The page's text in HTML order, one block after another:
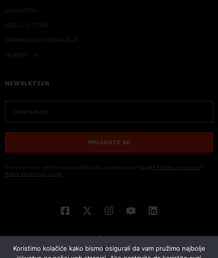
IZDAVAŠTVO
MEDIJSKE OBUKE
ORGANIZACIJA DOGADJAJA
EKONOM I JA
NEWSLETTER
PRIJAVITE SE
Ova stranica je zaštićena sa reCAPTCHA i primenjuju se Google Politika privatnosti i
Uslovi korišćenja usluge
Koristimo kolačiće kako bismo osigurali da vam pružimo najbolje